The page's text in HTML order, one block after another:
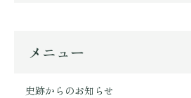
メニュー
史跡からのお知らせ